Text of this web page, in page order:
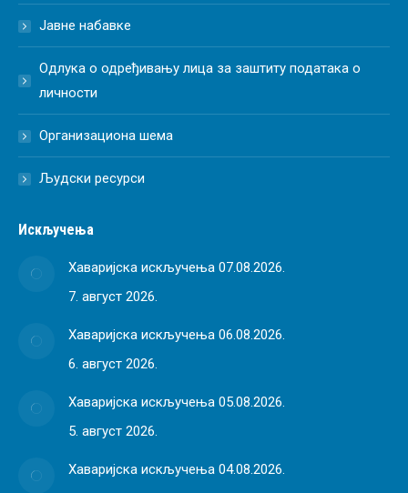
Јавне набавке
Одлука о одређивању лица за заштиту података о
личности
Организациона шема
Људски ресурси
Искључења
Хаваријска искључења 07.08.2026.
7. август 2026.
Хаваријска искључења 06.08.2026.
6. август 2026.
Хаваријска искључења 05.08.2026.
5. август 2026.
Хаваријска искључења 04.08.2026.